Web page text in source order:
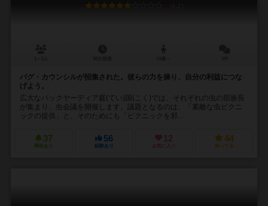
6.2
バグ・カウンシルが招集された。彼らの力を操り、自分の利益につな
げよう。
広大なバックヤーディア庭(てい)国(こく)では、それぞれの虫の部族長
が集まり、虫会議を開催します。議題となるのは、「素敵な虫ピクニ
ックの提供」と、そのためにも「ピクニックを邪...
37
興味あり
56
経験あり
12
お気に入り
44
持ってる